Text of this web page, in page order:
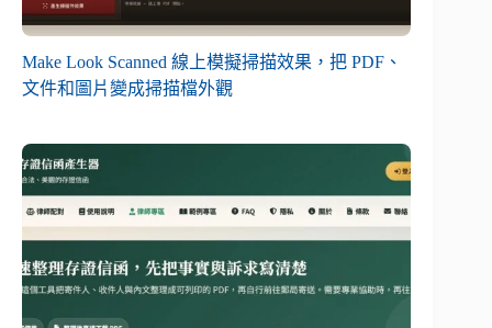
Make Look Scanned 線上模擬掃描效果，把 PDF、
文件和圖片變成掃描檔外觀